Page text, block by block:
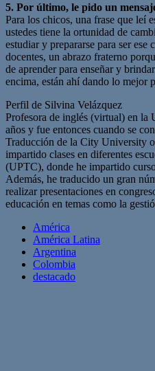
5. Por último, le pido un
Para los chicos, una frase que leí
ustedes tiene la ortunidad de
estudiar y prepararse para ser
docentes, un abrazo fraterno
de aprender para enseñar y
encima, están ahí dando lo mejor
Perfil de Silvina Velázquez
Profesora de inglés (virtual) en la
años y fue entonces cuando se
Traducción de la City University
impartido clases en diferentes
(UPTC), donde he impartido
Además, he traducido un gran
realizar presentaciones en
educación en temas como la
América
América Latina
Argentina
Colombia
destacado